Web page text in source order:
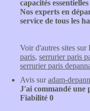
capacités
Nos experts en
service de tous les
Voir d'autres sites sur
paris, serrurier paris
serrurier paris
Avis suradam-
J'ai commandé une
Fiabilité 0